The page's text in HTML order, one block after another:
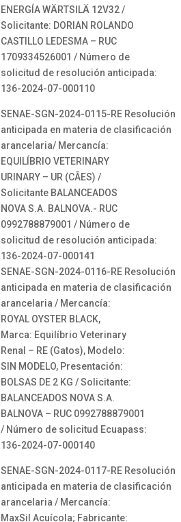
ENERGÍA WÄRTSILÄ 12V32 /
Solicitante: DORIAN ROLANDO
CASTILLO LEDESMA – RUC
1709334526001 / Número de
solicitud de resolución anticipada:
136-2024-07-000110
SENAE-SGN-2024-0115-RE Resolución
anticipada en materia de clasificación
arancelaria/ Mercancía:
EQUILÍBRIO VETERINARY
URINARY – UR (CÃES) /
Solicitante BALANCEADOS
NOVA S.A. BALNOVA.- RUC
0992788879001 / Número de
solicitud de resolución anticipada:
136-2024-07-000141
SENAE-SGN-2024-0116-RE Resolución
anticipada en materia de clasificación
arancelaria / Mercancía:
ROYAL OYSTER BLACK,
Marca: Equilíbrio Veterinary
Renal – RE (Gatos), Modelo:
SIN MODELO, Presentación:
BOLSAS DE 2 KG / Solicitante:
BALANCEADOS NOVA S.A.
BALNOVA – RUC 0992788879001
/ Número de solicitud Ecuapass:
136-2024-07-000140
SENAE-SGN-2024-0117-RE Resolución
anticipada en materia de clasificación
arancelaria / Mercancía:
MaxSil Acuícola; Fabricante: